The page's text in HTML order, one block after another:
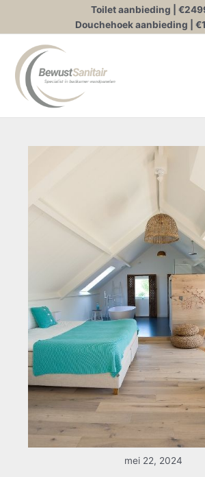
de
inhoud
Toilet aanbieding |
Douchehoek aanbieding |
mei 22, 2024